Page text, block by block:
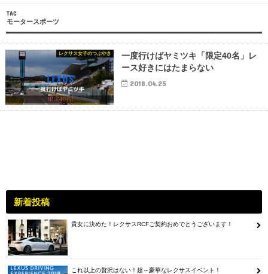
TAG
モータースポーツ
レクサス女子のつぶやき
一度行けばヤミツキ「限定40名」レ
ース好きにはたまらない
2018.04.25
新着投稿
貴女に決めた！レクサスRCFご契約おめでとうございます！
これ以上の贅沢はない！超～豪華なレクサスイベント！